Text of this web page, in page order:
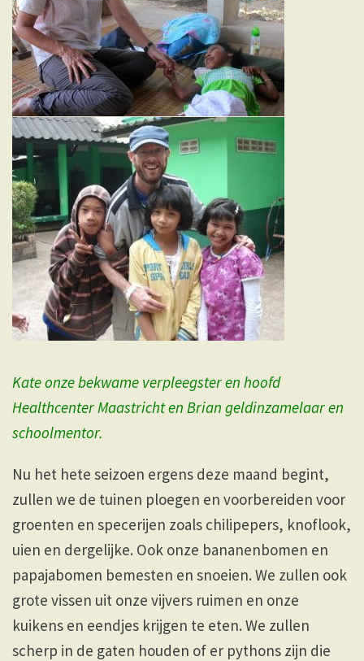
Kate onze bekwame verpleegster en hoofd
Healthcenter Maastricht en Brian geldinzamelaar en
schoolmentor.
Nu het hete seizoen ergens deze maand begint,
zullen we de tuinen ploegen en voorbereiden voor
groenten en specerijen zoals chilipepers, knoflook,
uien en dergelijke. Ook onze bananenbomen en
papajabomen bemesten en snoeien. We zullen ook
grote vissen uit onze vijvers ruimen en onze
kuikens en eendjes krijgen te eten. We zullen
scherp in de gaten houden of er pythons zijn die